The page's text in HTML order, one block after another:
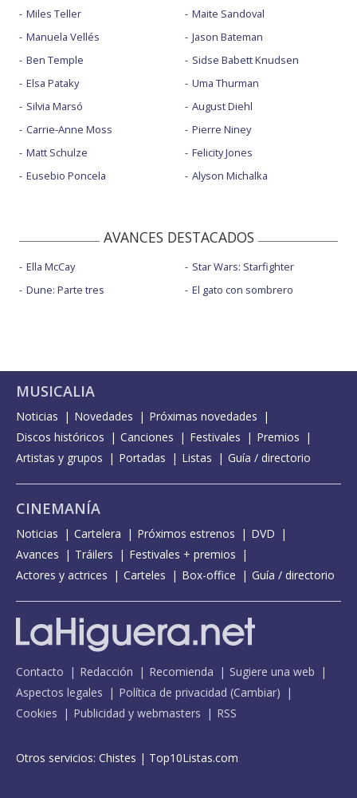
Miles Teller
Manuela Vellés
Ben Temple
Elsa Pataky
Silvia Marsó
Carrie-Anne Moss
Matt Schulze
Eusebio Poncela
Maite Sandoval
Jason Bateman
Sidse Babett Knudsen
Uma Thurman
August Diehl
Pierre Niney
Felicity Jones
Alyson Michalka
AVANCES DESTACADOS
Ella McCay
Dune: Parte tres
Star Wars: Starfighter
El gato con sombrero
MUSICALIA
Noticias Novedades
Próximas novedades
Discos históricos
Canciones Festivales
Premios
Artistas y grupos
Portadas Listas Guía / directorio
CINEMANÍA
Noticias Cartelera Próximos estrenos
DVD
Avances
Tráilers
Festivales + premios
Actores y actrices
Carteles Box-office Guía / directorio
Contacto Redacción Recomienda
Sugiere una web
Aspectos legales
Política de privacidad (Cambiar)
Cookies
Publicidad y webmasters RSS
Otros servicios: Chistes | Top10Listas.com